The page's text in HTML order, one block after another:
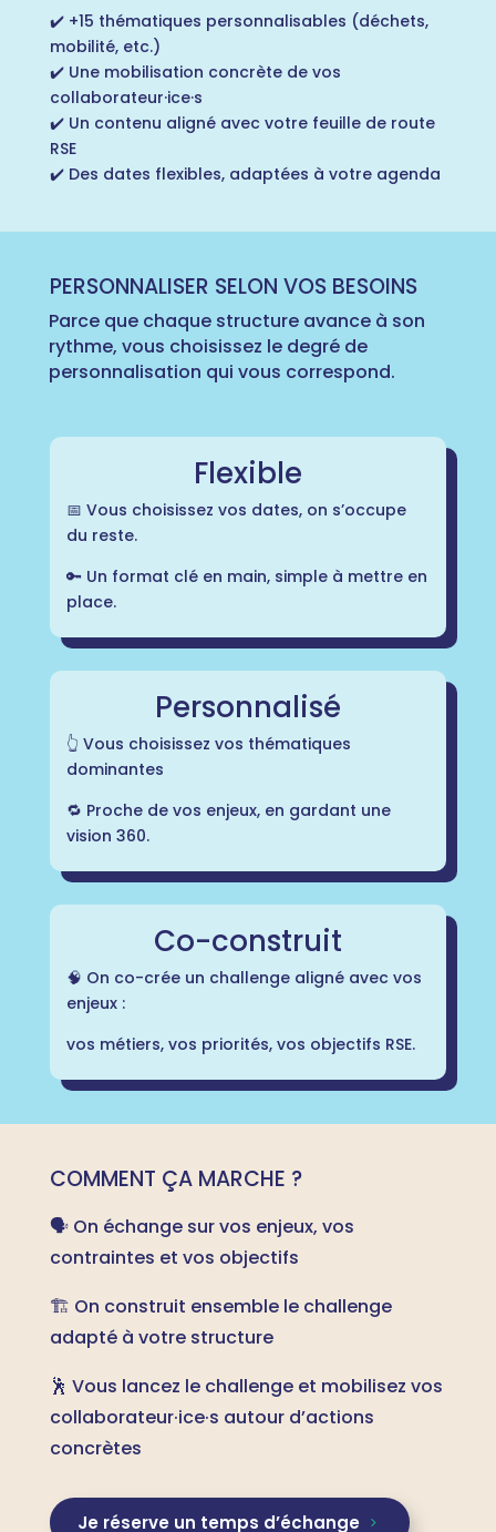
✔️ +15 thématiques personnalisables (déchets,
mobilité, etc.)
✔️ Une mobilisation concrète de vos
collaborateur·ice·s
✔️ Un contenu aligné avec votre feuille de route
RSE
✔️ Des dates flexibles, adaptées à votre agenda
PERSONNALISER SELON VOS BESOINS
Parce que chaque structure avance à son
rythme, vous choisissez le degré de
personnalisation qui vous correspond.
Flexible
📅 Vous choisissez vos dates, on s’occupe
du reste.
🔑 Un format clé en main, simple à mettre en
place.
Personnalisé
👆 Vous choisissez vos thématiques
dominantes
🔁 Proche de vos enjeux, en gardant une
vision 360.
Co-construit
🧠 On co-crée un challenge aligné avec vos
enjeux :
vos métiers, vos priorités, vos objectifs RSE.
COMMENT ÇA MARCHE ?
🗣️ On échange sur vos enjeux, vos
contraintes et vos objectifs
🏗️ On construit ensemble le challenge
adapté à votre structure
🕺 Vous lancez le challenge et mobilisez vos
collaborateur·ice·s autour d’actions
concrètes
Je réserve un temps d’échange